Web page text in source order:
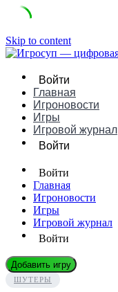
Skip to content
Войти
Главная
Игроновости
Игры
Игровой журнал
Войти
Войти
Главная
Игроновости
Игры
Игровой журнал
Войти
Добавить игру
ШУТЕРЫ